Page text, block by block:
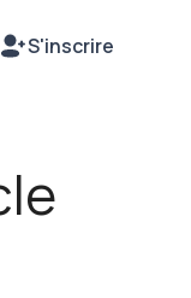
S'inscrire